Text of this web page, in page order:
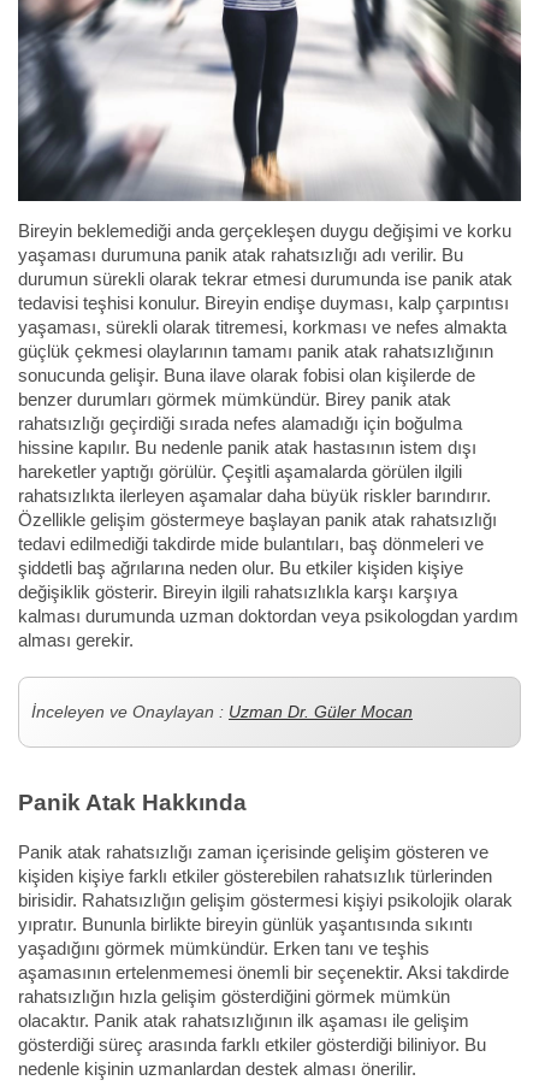
Bireyin beklemediği anda gerçekleşen duygu değişimi ve korku
yaşaması durumuna panik atak rahatsızlığı adı verilir. Bu
durumun sürekli olarak tekrar etmesi durumunda ise panik atak
tedavisi teşhisi konulur. Bireyin endişe duyması, kalp çarpıntısı
yaşaması, sürekli olarak titremesi, korkması ve nefes almakta
güçlük çekmesi olaylarının tamamı panik atak rahatsızlığının
sonucunda gelişir. Buna ilave olarak fobisi olan kişilerde de
benzer durumları görmek mümkündür. Birey panik atak
rahatsızlığı geçirdiği sırada nefes alamadığı için boğulma
hissine kapılır. Bu nedenle panik atak hastasının istem dışı
hareketler yaptığı görülür. Çeşitli aşamalarda görülen ilgili
rahatsızlıkta ilerleyen aşamalar daha büyük riskler barındırır.
Özellikle gelişim göstermeye başlayan panik atak rahatsızlığı
tedavi edilmediği takdirde mide bulantıları, baş dönmeleri ve
şiddetli baş ağrılarına neden olur. Bu etkiler kişiden kişiye
değişiklik gösterir. Bireyin ilgili rahatsızlıkla karşı karşıya
kalması durumunda uzman doktordan veya psikologdan yardım
alması gerekir.
İnceleyen ve Onaylayan : Uzman Dr. Güler Mocan
Panik Atak Hakkında
Panik atak rahatsızlığı zaman içerisinde gelişim gösteren ve
kişiden kişiye farklı etkiler gösterebilen rahatsızlık türlerinden
birisidir. Rahatsızlığın gelişim göstermesi kişiyi psikolojik olarak
yıpratır. Bununla birlikte bireyin günlük yaşantısında sıkıntı
yaşadığını görmek mümkündür. Erken tanı ve teşhis
aşamasının ertelenmemesi önemli bir seçenektir. Aksi takdirde
rahatsızlığın hızla gelişim gösterdiğini görmek mümkün
olacaktır. Panik atak rahatsızlığının ilk aşaması ile gelişim
gösterdiği süreç arasında farklı etkiler gösterdiği biliniyor. Bu
nedenle kişinin uzmanlardan destek alması önerilir.